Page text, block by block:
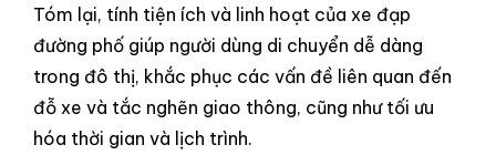
Tóm lại, tính tiện ích và linh hoạt của xe đạp
đường phố giúp người dùng di chuyển dễ dàng
trong đô thị, khắc phục các vấn đề liên quan đến
đỗ xe và tắc nghẽn giao thông, cũng như tối ưu
hóa thời gian và lịch trình.